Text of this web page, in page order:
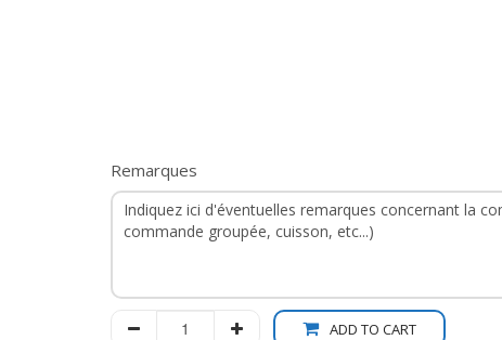
Remarques
ADD TO CART